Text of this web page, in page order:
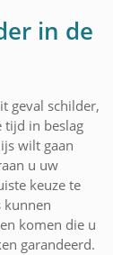
in de
geval schilder,
tijd in beslag
wilt gaan
u uw
keuze te
kunnen
komen die u
garandeerd.